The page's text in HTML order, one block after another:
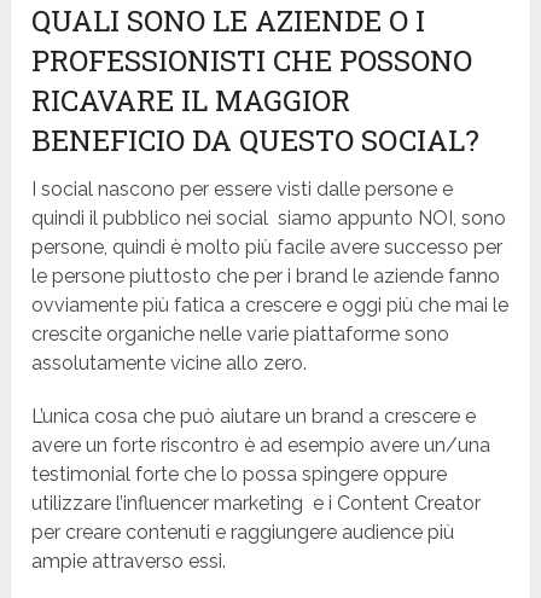
QUALI SONO LE AZIENDE O I
PROFESSIONISTI CHE POSSONO
RICAVARE IL MAGGIOR
BENEFICIO DA QUESTO SOCIAL?
I social nascono per essere visti dalle persone e
quindi il pubblico nei social siamo appunto NOI, sono
persone, quindi è molto più facile avere successo per
le persone piuttosto che per i brand le aziende fanno
ovviamente più fatica a crescere e oggi più che mai le
crescite organiche nelle varie piattaforme sono
assolutamente vicine allo zero.
L’unica cosa che può aiutare un brand a crescere e
avere un forte riscontro è ad esempio avere un/una
testimonial forte che lo possa spingere oppure
utilizzare l’influencer marketing e i Content Creator
per creare contenuti e raggiungere audience più
ampie attraverso essi.